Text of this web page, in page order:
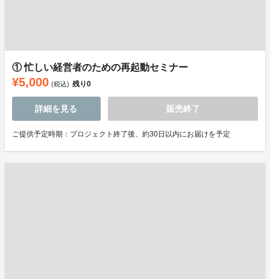
① 忙しい経営者のための再起動セミナー
¥5,000 (税込) 残り0
詳細を見る 販売終了
ご提供予定時期：プロジェクト終了後、約30日以内にお届けを予定